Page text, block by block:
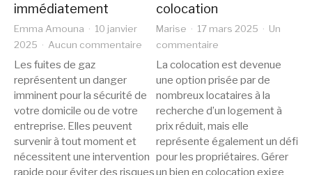
immédiatement
Emma Amouna
10 janvier
2025
Aucun commentaire
Fuite
gaz
dans
Val-
d’Oise
?
Les fuites de gaz
représentent un danger
imminent pour la sécurité de
votre domicile ou de votre
entreprise. Elles peuvent
survenir à tout moment et
nécessitent une intervention
rapide pour éviter des risques
colocation
Marise 17 mars 2025
Un
commentaire
Les
meilleures
pratiques
pour
gérer
efficacement
un
bien
La colocation est devenue
une option prisée par de
nombreux locataires à la
recherche d’un logement à
prix réduit, mais elle
représente également un défi
pour les propriétaires. Gérer
un bien en colocation exige